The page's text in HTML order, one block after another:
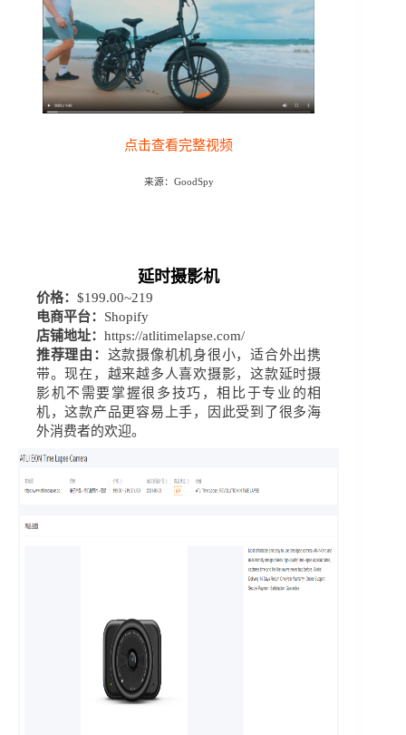
点击查看完整视频
来源 ： GoodSpy
延时摄影机
价格： $199.00~219
电商平台： Shopify
店铺地址： https://atlitimelapse.com/
推荐理由： 这款摄像机机身很小，适合外出携
带。现在，越来越多人喜欢摄影，这款延时摄
影机不需要掌握很多技巧，相比于专业的相
机，这款产品更容易上手，因此受到了很多海
外消费者的欢迎。